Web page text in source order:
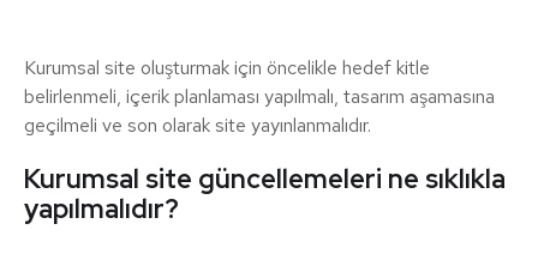
Kurumsal site oluşturmak için öncelikle hedef kitle
belirlenmeli, içerik planlaması yapılmalı, tasarım aşamasına
geçilmeli ve son olarak site yayınlanmalıdır.
Kurumsal site güncellemeleri ne sıklıkla
yapılmalıdır?